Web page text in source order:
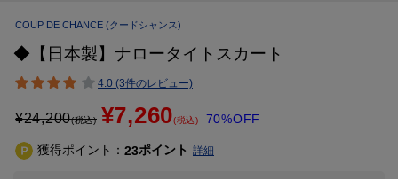
COUP DE CHANCE (クードシャンス)
◆【日本製】ナロータイトスカート
4.0 (3件のレビュー)
¥24,200(税込) ¥7,260(税込) 70%OFF
獲得ポイント： 23ポイント 詳細